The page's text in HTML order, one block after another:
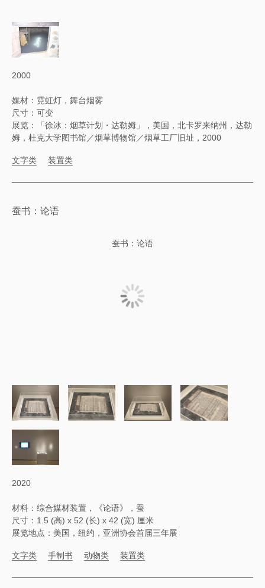
2000
媒材：霓虹灯，舞台烟雾
尺寸：可变
展览：「徐冰：烟草计划・达勒姆」，美国，北卡罗来纳州，达勒
姆，杜克大学图书馆／烟草博物馆／烟草工厂旧址，2000
文字类 装置类
蚕书：论语
蚕书：论语
2020
材料：综合媒材装置，《论语》，蚕
尺寸：1.5 (高) x 52 (长) x 42 (宽) 厘米
展览地点：美国，纽约，亚洲协会首届三年展
文字类 手制书 动物类 装置类